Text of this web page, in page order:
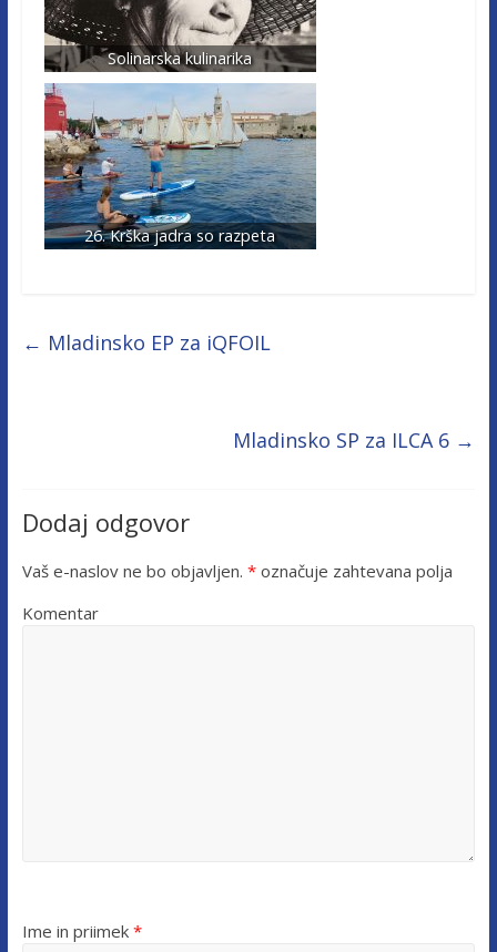
Solinarska kulinarika
26. Krška jadra so razpeta
← Mladinsko EP za iQFOIL
Mladinsko SP za ILCA 6 →
Dodaj odgovor
Vaš e-naslov ne bo objavljen. *označuje zahtevana polja
Komentar
Ime in priimek *